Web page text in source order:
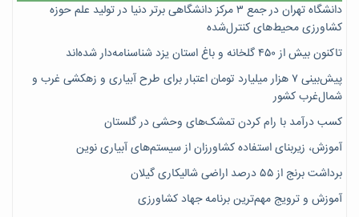
دانشگاه تهران در جمع ۳ مرکز دانشگاهی برتر دنیا در تولید علم حوزه
کشاورزی محیط‌های کنترل‌شده
تاکنون بیش از ۴۵۰ گلخانه و باغ استان یزد شناسنامه‌دار شده‌اند
پیش‌بینی ۷‌ هزار میلیارد تومان اعتبار برای طرح آبیاری و زهکشی غرب و
شمال‌غرب کشور
کسب درآمد با رام کردن تمشک‌های وحشی در گلستان
آموزش، زیربنای استفاده کشاورزان از سیستم‌های آبیاری نوین
برداشت برنج از ۵۵ درصد اراضی شالیکاری گیلان
آموزش و ترویج مهم‌ترین برنامه جهاد کشاورزی